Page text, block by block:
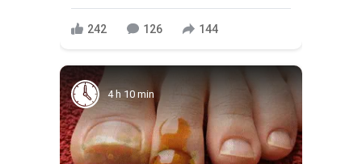
242 126 144
4 h 10 min